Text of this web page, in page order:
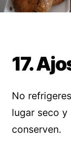
17.
No
lugar seco y
conserven.